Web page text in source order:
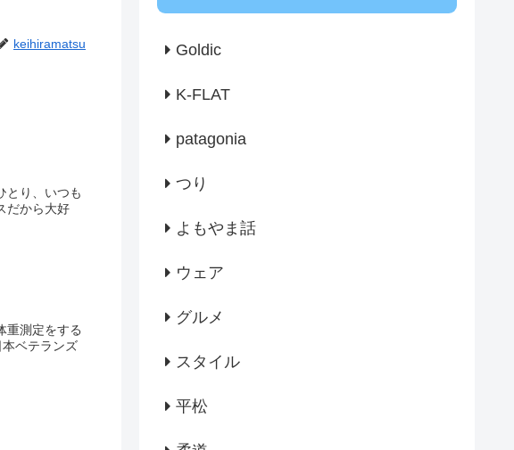
keihiramatsu
とり、いつも
だから大好
重測定をする
ベテランズ
Goldic
K-FLAT
patagonia
つり
よもやま話
ウェア
グルメ
スタイル
平松